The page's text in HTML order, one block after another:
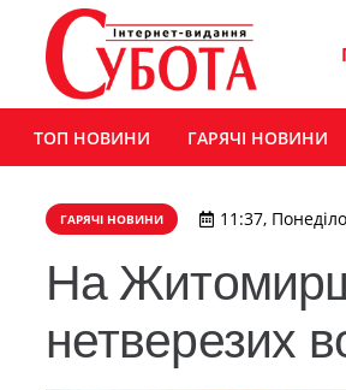
ТОП НОВИНИ ГАРЯЧІ НОВИНИ
ГАРЯЧІ НОВИНИ 11:37,
На
нетверезих